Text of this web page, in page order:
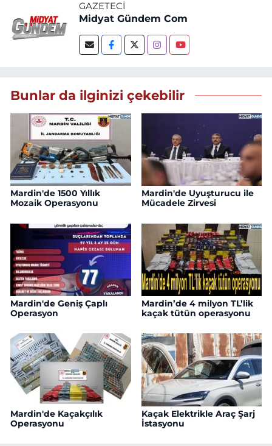
GAZETECI
Midyat Gündem Com
Bunlar da ilginizi çekebilir
Mardin'de 1500 Yıllık
Mozaik Operasyonu
Mardin'de Uyuşturucu ile
Mücadele Zirvesi
Mardin'de Geniş Çaplı
Operasyon
Mardin’de 4 milyon TL’lik
kaçak tütün operasyonu
Mardin'de Kaçakçılık
Operasyonu
Kaçak Elektrikle Araç Şarj
İstasyonu